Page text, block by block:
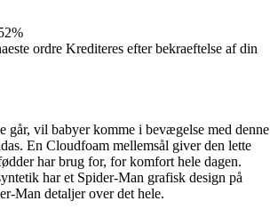
ordre Krediteres efter bekraeftelse af din
går, vil babyer komme i bevægelse med denne
En Cloudfoam mellemsål giver den lette
har brug for, for komfort hele dagen.
har et Spider-Man grafisk design på
Man detaljer over det hele.